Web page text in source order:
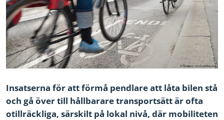
Insatserna för att förmå pendlare att låta bilen stå
och gå över till hållbarare transportsätt är ofta
otillräckliga, särskilt på lokal nivå, där mobiliteten